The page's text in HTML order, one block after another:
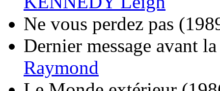
Ne vous perdez pas
Dernier message avant
Raymond